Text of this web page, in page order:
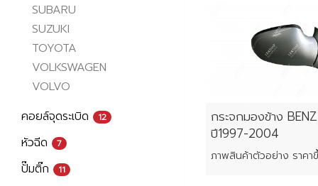
SUBARU
SUZUKI
TOYOTA
VOLKSWAGEN
VOLVO
คอยล์จุดระเบิด
12
หัวฉีด 7
ปั๊มติ๊ก 11
กระจกมองข้าง
ปี1997-2004